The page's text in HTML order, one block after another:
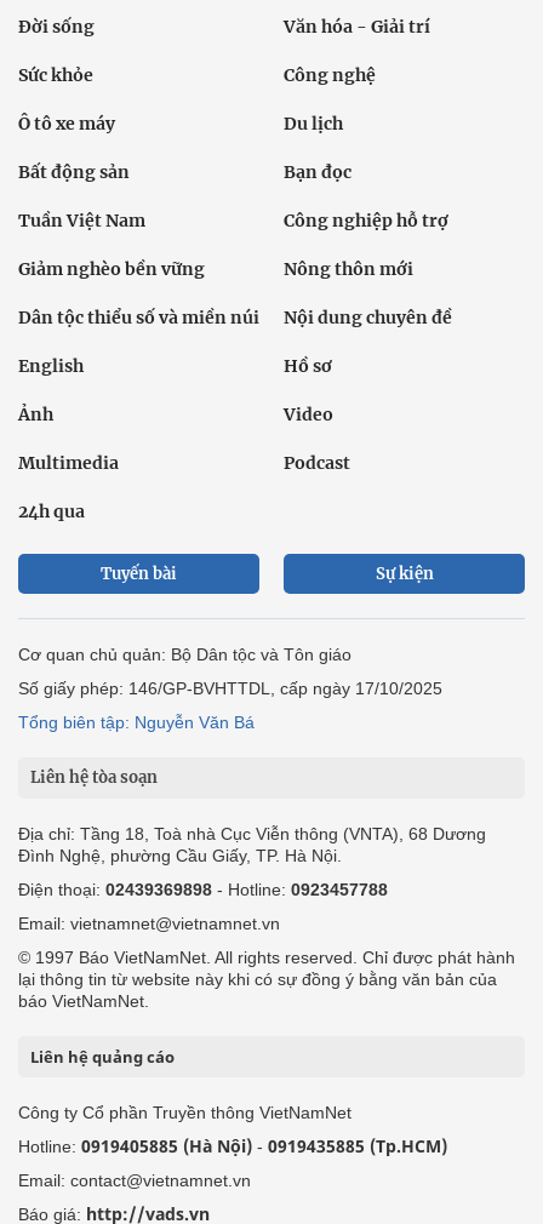
Đời sống Văn hóa - Giải trí
Sức khỏe Công nghệ
Ô tô xe máy Du lịch
Bất động sản Bạn đọc
Tuần Việt Nam Công nghiệp hỗ trợ
Giảm nghèo bền vững Nông thôn mới
Dân tộc thiểu số và miền núi Nội dung chuyên đề
English Hồ sơ
Ảnh Video
Multimedia Podcast
24h qua
Tuyến bài Sự kiện
Cơ quan chủ quản: Bộ Dân tộc và Tôn giáo
Số giấy phép: 146/GP-BVHTTDL, cấp ngày 17/10/2025
Tổng biên tập: Nguyễn Văn Bá
Liên hệ tòa soạn
Địa chỉ: Tầng 18, Toà nhà Cục Viễn thông (VNTA), 68 Dương
Đình Nghệ, phường Cầu Giấy, TP. Hà Nội.
Điện thoại: 02439369898 - Hotline: 0923457788
Email: vietnamnet@vietnamnet.vn
© 1997 Báo VietNamNet. All rights reserved. Chỉ được phát hành
lại thông tin từ website này khi có sự đồng ý bằng văn bản của
báo VietNamNet.
Liên hệ quảng cáo
Công ty Cổ phần Truyền thông VietNamNet
Hotline: 0919405885 (Hà Nội) - 0919435885 (Tp.HCM)
Email: contact@vietnamnet.vn
Báo giá: http://vads.vn